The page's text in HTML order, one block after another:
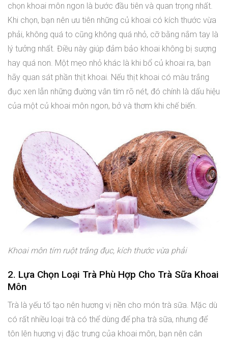
chọn khoai môn ngon là bước đầu tiên và quan trọng nhất.
Khi chọn, bạn nên ưu tiên những củ khoai có kích thước vừa
phải, không quá to cũng không quá nhỏ, cỡ bằng nắm tay là
lý tưởng nhất. Điều này giúp đảm bảo khoai không bị sượng
hay quá non. Một mẹo nhỏ khác là khi bổ củ khoai ra, bạn
hãy quan sát phần thịt khoai. Nếu thịt khoai có màu trắng
đục xen lẫn những đường vân tím rõ nét, đó chính là dấu hiệu
của một củ khoai môn ngon, bở và thơm khi chế biến.
Khoai môn tím ruột trắng đục, kích thước vừa phải
2. Lựa Chọn Loại Trà Phù Hợp Cho Trà Sữa Khoai
Môn
Trà là yếu tố tạo nên hương vị nền cho món trà sữa. Mặc dù
có rất nhiều loại trà có thể dùng để pha trà sữa, nhưng để
tôn lên hương vị đặc trưng của khoai môn, bạn nên cân